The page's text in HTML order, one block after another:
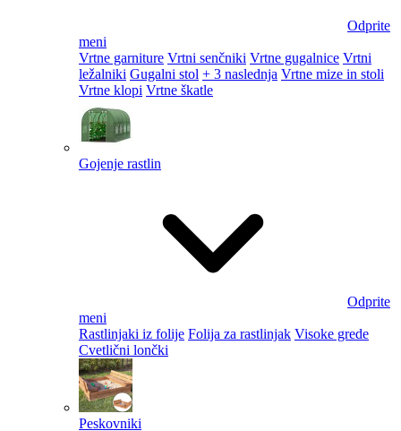
Odprite
meni
Vrtne garniture Vrtni senčniki Vrtne gugalnice Vrtni
ležalniki Gugalni stol + 3 naslednja Vrtne mize in stoli
Vrtne klopi Vrtne škatle
Gojenje rastlin
Odprite
meni
Rastlinjaki iz folije Folija za rastlinjak Visoke grede
Cvetlični lončki
Peskovniki